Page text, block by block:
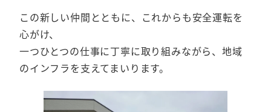
この新しい仲間とともに、これからも安全運転を
心がけ、
一つひとつの仕事に丁寧に取り組みながら、地域
のインフラを支えてまいります。